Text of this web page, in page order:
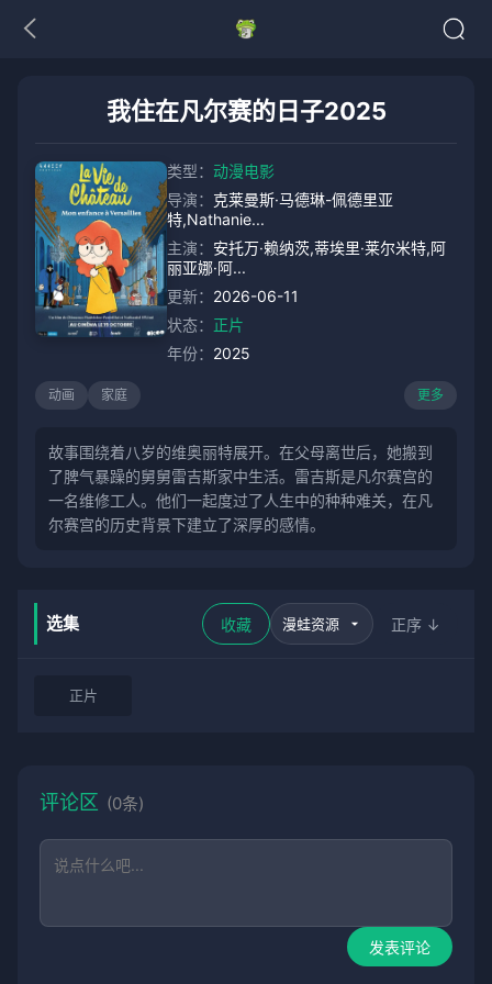
我住在凡尔赛的日子2025
类型： 动漫电影
导演： 克莱曼斯·马德琳-佩德里亚
特,Nathanie...
主演： 安托万·赖纳茨,蒂埃里·莱尔米特,阿
丽亚娜·阿...
更新： 2026-06-11
状态： 正片
年份： 2025
动画 家庭 更多
故事围绕着八岁的维奥丽特展开。在父母离世后，她搬到
了脾气暴躁的舅舅雷吉斯家中生活。雷吉斯是凡尔赛宫的
一名维修工人。他们一起度过了人生中的种种难关，在凡
尔赛宫的历史背景下建立了深厚的感情。
选集 收藏 正序 ↓
正片
评论区 (0条)
发表评论